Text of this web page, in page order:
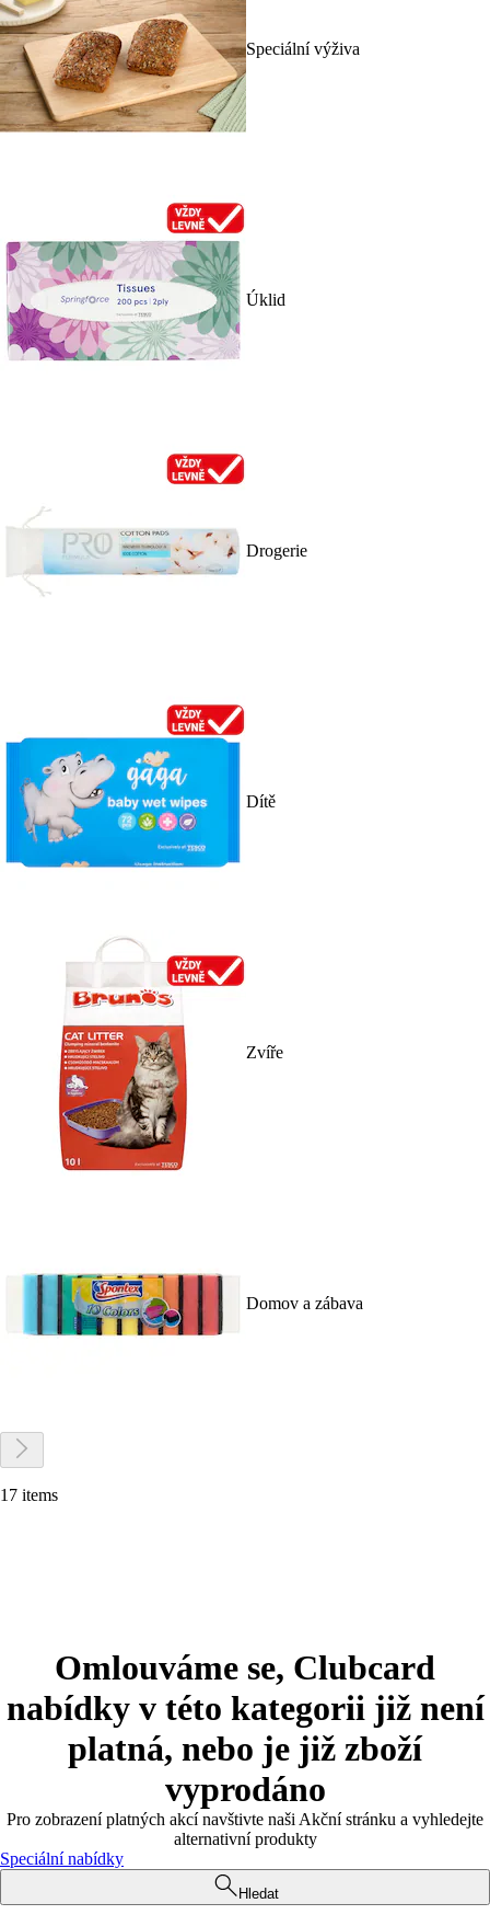
Speciální výživa
Úklid
Drogerie
Dítě
Zvíře
Domov a zábava
17 items
Omlouváme se, Clubcard
nabídky v této kategorii již není
platná, nebo je již zboží
vyprodáno
Pro zobrazení platných akcí navštivte naši Akční stránku a vyhledejte
alternativní produkty
Speciální nabídky
Hledat